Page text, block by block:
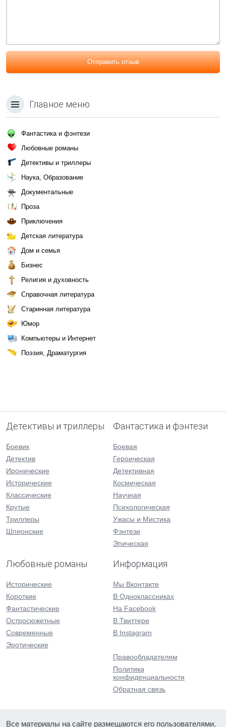
Отправить отзыв
Главное меню
Фантастика и фэнтези
Любовные романы
Детективы и триллеры
Наука, Образование
Документальные
Проза
Приключения
Детская литература
Дом и семья
Бизнес
Религия и духовность
Справочная литература
Старинная литература
Юмор
Компьютеры и Интернет
Поэзия, Драматургия
Детективы и триллеры
Боевик
Детектив
Иронические
Исторические
Классические
Крутые
Триллеры
Шпионские
Фантастика и фэнтези
Боевая
Героическая
Детективная
Космическая
Научная
Психологическая
Ужасы и Мистика
Фэнтези
Эпическая
Любовные романы
Исторические
Короткие
Фантастические
Остросюжетные
Современные
Эротические
Информация
Мы Вконтакте
В Одноклассниках
На Facebook
В Твиттере
В Instagram
Правообладателям
Политика
конфиденциальности
Обратная связь
Все материалы на сайте размещаются его пользователями.